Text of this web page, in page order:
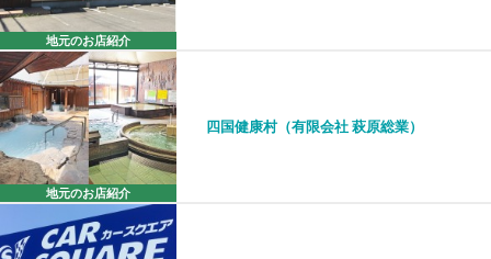
地元のお店紹介
地元のお店紹介
四国健康村（有限会社 萩原総業）